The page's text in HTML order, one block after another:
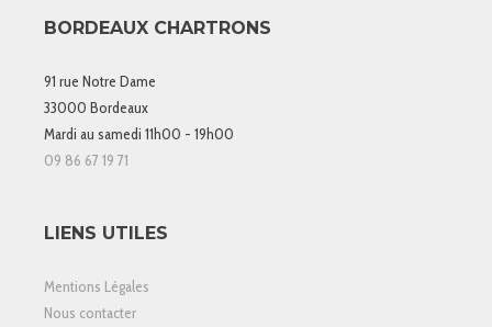
BORDEAUX CHARTRONS
91 rue Notre Dame
33000 Bordeaux
Mardi au samedi 11h00 - 19h00
09 86 67 19 71
LIENS UTILES
Mentions Légales
Nous contacter